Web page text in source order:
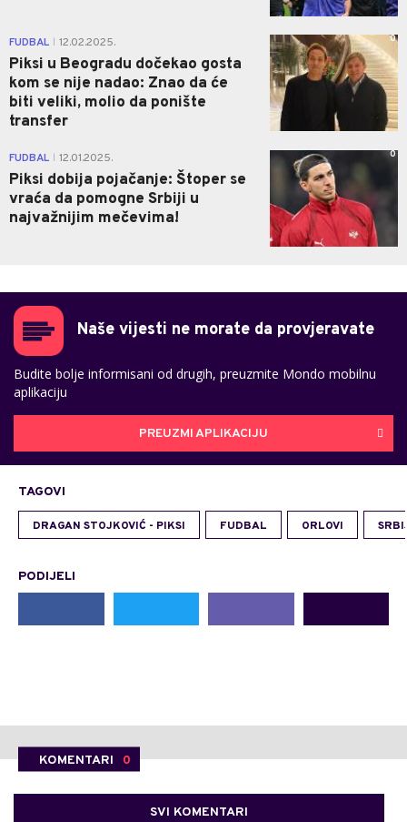
FUDBAL 12.02.2025.
Piksi u Beogradu dočekao gosta
kom se nije nadao: Znao da će
biti veliki, molio da ponište
transfer
0
FUDBAL 12.01.2025.
Piksi dobija pojačanje: Štoper se
vraća da pomogne Srbiji u
najvažnijim mečevima!
0
Naše vijesti ne morate da provjeravate
Budite bolje informisani od drugih, preuzmite Mondo mobilnu
aplikaciju
PREUZMI APLIKACIJU
TAGOVI
DRAGAN STOJKOVIĆ - PIKSI FUDBAL ORLOVI
PODIJELI
KOMENTARI 0
SVI KOMENTARI